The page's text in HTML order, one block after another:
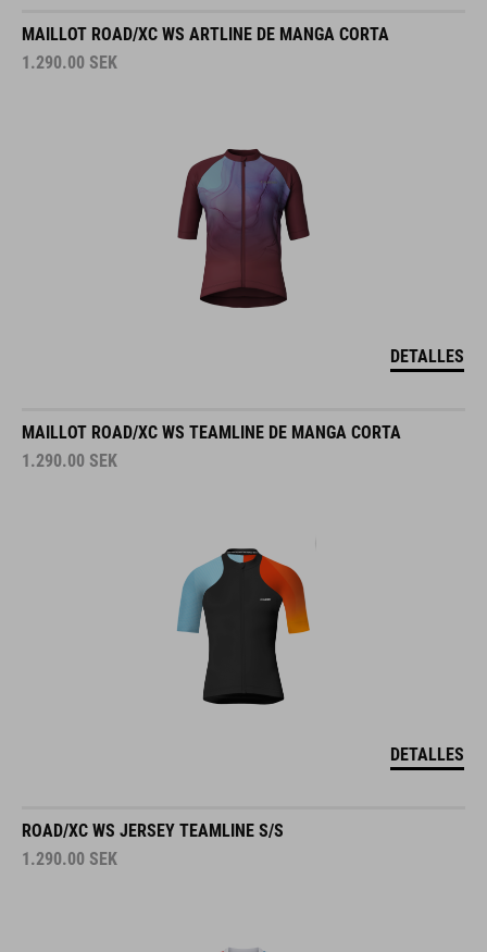
MAILLOT ROAD/XC WS ARTLINE DE MANGA CORTA
1.290.00 SEK
DETALLES
MAILLOT ROAD/XC WS TEAMLINE DE MANGA CORTA
1.290.00 SEK
DETALLES
ROAD/XC WS JERSEY TEAMLINE S/S
1.290.00 SEK